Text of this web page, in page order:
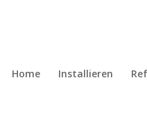
Home Installieren